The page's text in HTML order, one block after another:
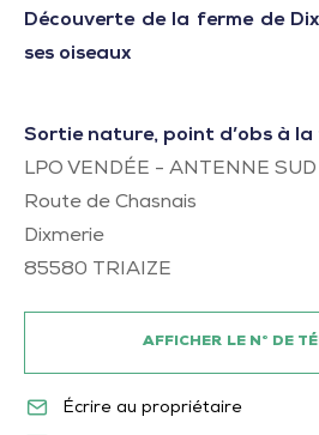
Découverte de la ferme de
ses oiseaux
Sortie nature, point d’obs à la
LPO VENDÉE - ANTENNE SUD
Route de Chasnais
Dixmerie
85580 TRIAIZE
AFFICHER LE N° DE
Écrire au propriétaire